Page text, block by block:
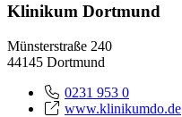
Klinikum Dortmund
Münsterstraße 240
44145 Dortmund
0231 953 0
www.klinikumdo.de